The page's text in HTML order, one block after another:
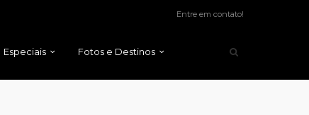
Entre em contato!
Especiais Fotos e Destinos